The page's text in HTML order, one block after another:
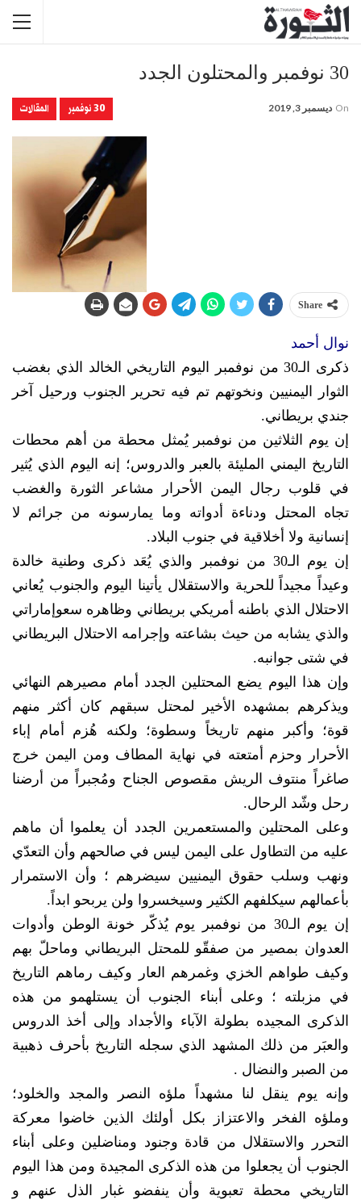
30 نوفمبر والمحتلون الجدد
30 نوفمبر المقالات On ديسمبر 3, 2019
Share
نوال أحمد
ذكرى الـ30 من نوفمبر اليوم التاريخي الخالد الذي بغضب
الثوار اليمنيين ونخوتهم تم فيه تحرير الجنوب ورحيل آخر
جندي بريطاني.
إن يوم الثلاثين من نوفمبر يُمثل محطة من أهم محطات
التاريخ اليمني المليئة بالعبر والدروس؛ إنه اليوم الذي يُثير
في قلوب رجال اليمن الأحرار مشاعر الثورة والغضب
تجاه المحتل ودناءة أدواته وما يمارسونه من جرائم لا
إنسانية ولا أخلاقية في جنوب البلاد.
إن يوم الـ30 من نوفمبر والذي يُعَد ذكرى وطنية خالدة
وعيداً مجيداً للحرية والاستقلال يأتينا اليوم والجنوب يُعاني
الاحتلال الذي باطنه أمريكي بريطاني وظاهره سعوإماراتي
والذي يشابه من حيث بشاعته وإجرامه الاحتلال البريطاني
في شتى جوانبه.
وإن هذا اليوم يضع المحتلين الجدد أمام مصيرهم النهائي
ويذكرهم بمشهده الأخير لمحتل سبقهم كان أكثر منهم
قوة؛ وأكبر منهم تاريخاً وسطوة؛ ولكنه هُزم أمام إباء
الأحرار وحزم أمتعته في نهاية المطاف ومن اليمن خرج
صاغراً منتوف الريش مقصوص الجناح ومُجبراً من أرضنا
رحل وشّد الرحال.
وعلى المحتلين والمستعمرين الجدد أن يعلموا أن ماهم
عليه من التطاول على اليمن ليس في صالحهم وأن التعدّي
ونهب وسلب حقوق اليمنيين سيضرهم ؛ وأن الاستمرار
بأعمالهم سيكلفهم الكثير وسيخسروا ولن يربحو ابداً.
إن يوم الـ30 من نوفمبر يوم يُذكّر خونة الوطن وأدوات
العدوان بمصير من صفقّو للمحتل البريطاني وماحلّ بهم
وكيف طواهم الخزي وغمرهم العار وكيف رماهم التاريخ
في مزبلته ؛ وعلى أبناء الجنوب أن يستلهمو من هذه
الذكرى المجيده بطولة الآباء والأجداد وإلى أخذ الدروس
والعبَر من ذلك المشهد الذي سجله التاريخ بأحرف ذهبية
من الصبر والنضال .
وإنه يوم ينقل لنا مشهداً ملؤه النصر والمجد والخلود؛
وملؤه الفخر والاعتزاز بكل أولئك الذين خاضوا معركة
التحرر والاستقلال من قادة وجنود ومناضلين وعلى أبناء
الجنوب أن يجعلوا من هذه الذكرى المجيدة ومن هذا اليوم
التاريخي محطة تعبوية وأن ينفضو غبار الذل عنهم و